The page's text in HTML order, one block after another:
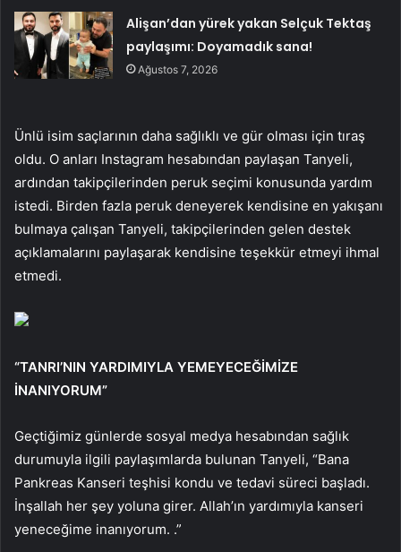
Alişan’dan yürek yakan Selçuk Tektaş
paylaşımı: Doyamadık sana!
Ağustos 7, 2026
Ünlü isim saçlarının daha sağlıklı ve gür olması için tıraş
oldu. O anları Instagram hesabından paylaşan Tanyeli,
ardından takipçilerinden peruk seçimi konusunda yardım
istedi. Birden fazla peruk deneyerek kendisine en yakışanı
bulmaya çalışan Tanyeli, takipçilerinden gelen destek
açıklamalarını paylaşarak kendisine teşekkür etmeyi ihmal
etmedi.
“TANRI’NIN YARDIMIYLA YEMEYECEĞİMİZE
İNANIYORUM”
Geçtiğimiz günlerde sosyal medya hesabından sağlık
durumuyla ilgili paylaşımlarda bulunan Tanyeli, “Bana
Pankreas Kanseri teşhisi kondu ve tedavi süreci başladı.
İnşallah her şey yoluna girer. Allah’ın yardımıyla kanseri
yeneceğime inanıyorum. .”